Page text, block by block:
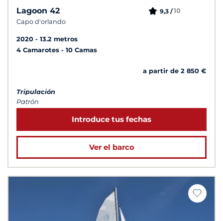
Lagoon 42
Capo d'orlando
9,3 /10
2020
13.2 metros
4 Camarotes
10 Camas
a partir de 2 850 €
Tripulación
Patrón
Introduce tus fechas
Ver el barco